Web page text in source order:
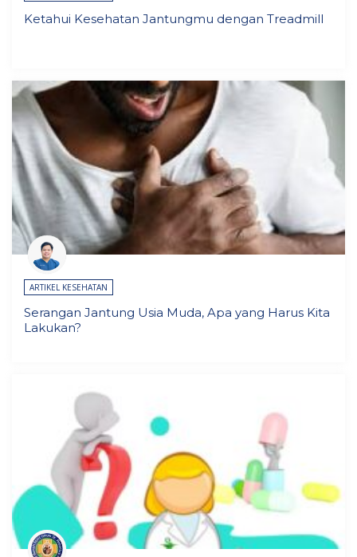
Ketahui Kesehatan Jantungmu dengan Treadmill
ARTIKEL KESEHATAN
Serangan Jantung Usia Muda, Apa yang Harus Kita
Lakukan?